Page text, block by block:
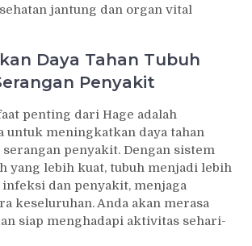
jantung dan organ vital
Daya Tahan Tubuh
Penyakit
penting dari Hage adalah
untuk meningkatkan daya tahan
penyakit. Dengan sistem
yang lebih kuat, tubuh menjadi lebih
dan penyakit, menjaga
keseluruhan. Anda akan merasa
siap menghadapi aktivitas sehari-